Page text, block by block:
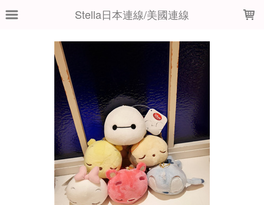
Stella日本連線/美國連線